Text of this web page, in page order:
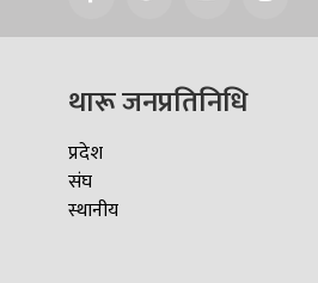
थारू जनप्रतिनिधि
प्रदेश
संघ
स्थानीय